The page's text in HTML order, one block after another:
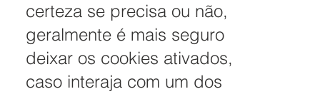
certeza se precisa ou não,
geralmente é mais seguro
deixar os cookies ativados,
caso interaja com um dos